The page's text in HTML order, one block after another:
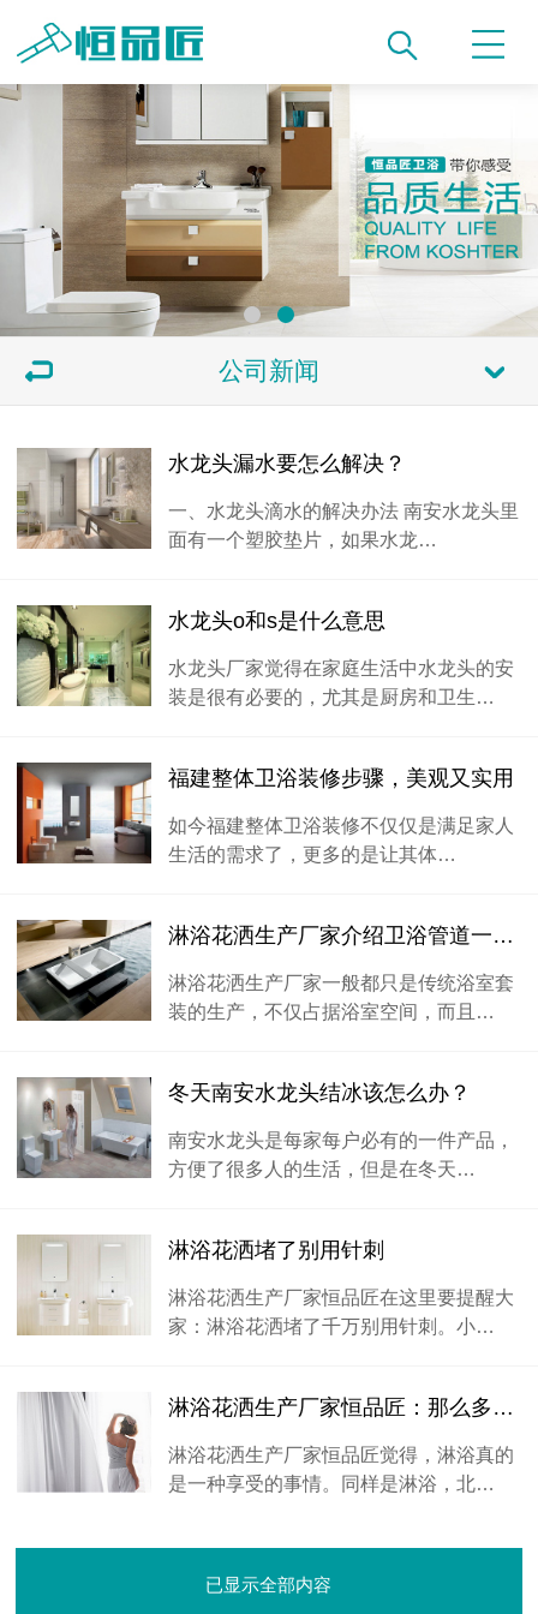
公司新闻
水龙头漏水要怎么解决？
一、水龙头滴水的解决办法 南安水龙头里
面有一个塑胶垫片，如果水龙…
水龙头o和s是什么意思
水龙头厂家觉得在家庭生活中水龙头的安
装是很有必要的，尤其是厨房和卫生…
福建整体卫浴装修步骤，美观又实用
如今福建整体卫浴装修不仅仅是满足家人
生活的需求了，更多的是让其体…
淋浴花洒生产厂家介绍卫浴管道一体化暗装淋浴花洒
淋浴花洒生产厂家一般都只是传统浴室套
装的生产，不仅占据浴室空间，而且…
冬天南安水龙头结冰该怎么办？
南安水龙头是每家每户必有的一件产品，
方便了很多人的生活，但是在冬天…
淋浴花洒堵了别用针刺
淋浴花洒生产厂家恒品匠在这里要提醒大
家：淋浴花洒堵了千万别用针刺。小…
淋浴花洒生产厂家恒品匠：那么多遇到喜欢的不容易
淋浴花洒生产厂家恒品匠觉得，淋浴真的
是一种享受的事情。同样是淋浴，北…
已显示全部内容